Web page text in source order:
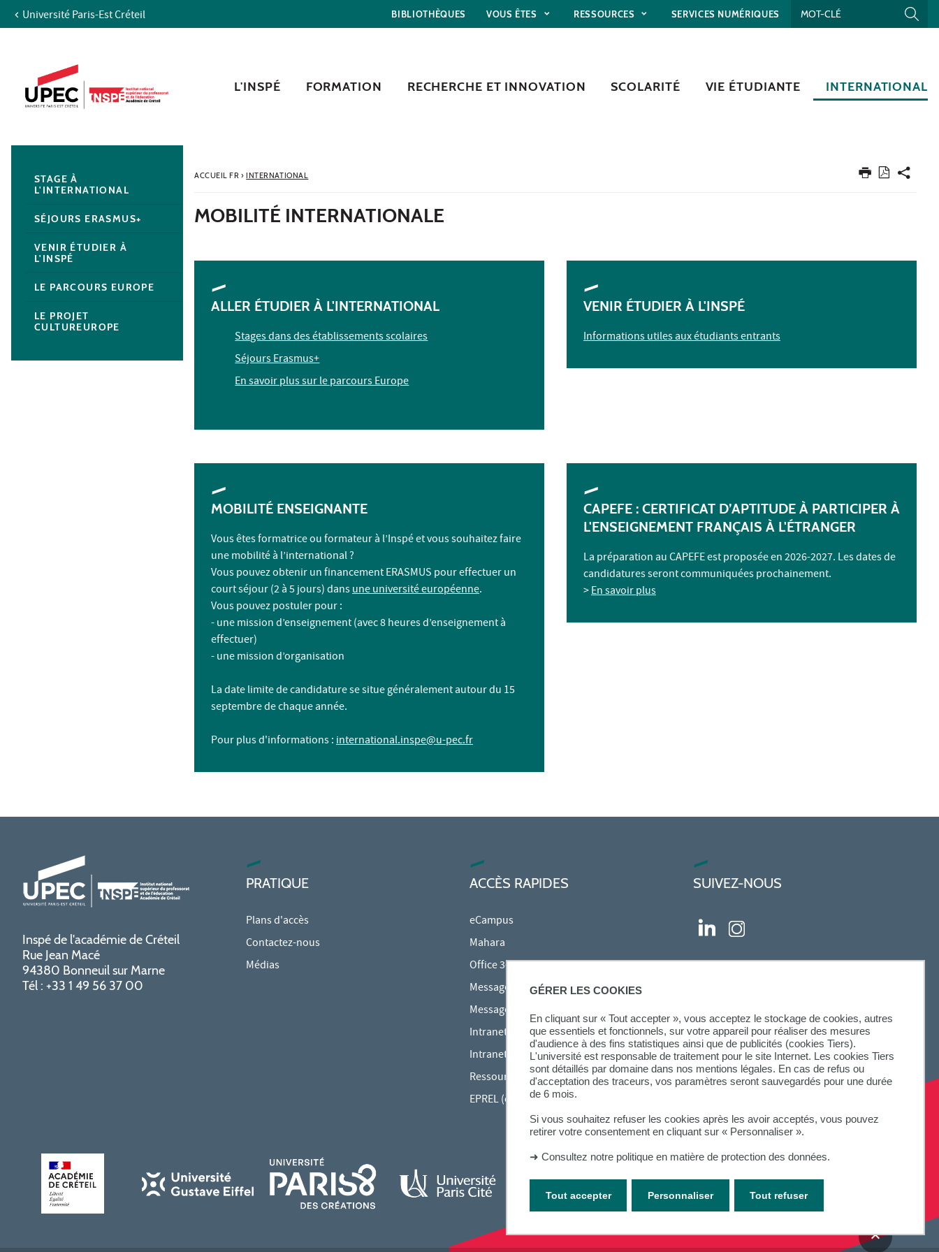
GÉRER LES COOKIES
En cliquant sur « Tout accepter », vous acceptez le stockage de cookies, autres
que essentiels et fonctionnels, sur votre appareil pour réaliser des mesures
d'audience à des fins statistiques ainsi que de publicités (cookies Tiers).
L'université est responsable de traitement pour le site Internet. Les cookies Tiers
sont détaillés par domaine dans nos mentions légales. En cas de refus ou
d'acceptation des traceurs, vos paramètres seront sauvegardés pour une durée
de 6 mois.
Si vous souhaitez refuser les cookies après les avoir acceptés, vous pouvez
retirer votre consentement en cliquant sur « Personnaliser ».
➜ Consultez notre politique en matière de protection des données.
Tout accepter Tout refuser
Personnaliser
Aller au contenu
Recherche
Navigation secondaire
Université Paris-Est Créteil BIBLIOTHÈQUES VOUS ÊTES RESSOURCES SERVICES NUMÉRIQUES
L'INSPÉ FORMATION RECHERCHE ET INNOVATION SCOLARITÉ VIE ÉTUDIANTE INTERNATIONAL
ACCUEIL FR› INTERNATIONAL
MOBILITÉ INTERNATIONALE
ALLER ÉTUDIER À L'INTERNATIONAL
Stages dans des établissements scolaires
Séjours Erasmus+
En savoir plus sur le parcours Europe
VENIR ÉTUDIER À L'INSPÉ
Informations utiles aux étudiants entrants
MOBILITÉ ENSEIGNANTE
Vous êtes formatrice ou formateur à l’Inspé et vous souhaitez faire
une mobilité à l’international ?
Vous pouvez obtenir un financement ERASMUS pour effectuer un
court séjour (2 à 5 jours) dansune université européenne.
Vous pouvez postuler pour :
- une mission d’enseignement (avec 8 heures d’enseignement à
effectuer)
- une mission d’organisation
La date limite de candidature se situe généralement autour du 15
septembre de chaque année.
Pour plus d'informations :international.inspe@u-pec.fr
CAPEFE : CERTIFICAT D’APTITUDE À PARTICIPER À
L'ENSEIGNEMENT FRANÇAIS À L'ÉTRANGER
La préparation au CAPEFE est proposée en 2026-2027. Les dates de
candidatures seront communiquées prochainement.
>En savoir plus
STAGE À
L'INTERNATIONAL
SÉJOURS ERASMUS+
VENIR ÉTUDIER À
L'INSPÉ
LE PARCOURS EUROPE
LE PROJET
CULTUREUROPE
Inspé de l'académie de Créteil
Rue Jean Macé
94380 Bonneuil sur Marne
Tél : +33 1 49 56 37 00
PRATIQUE
Plans d'accès
Contactez-nous
Médias
ACCÈS RAPIDES
eCampus
Mahara
Office 365
Messagerie des étudiants
Messagerie des personnels
Intranet Inspé
Intranet UPEC
Ressources audiovisuelles Inspé
EPREL (cours en ligne)
SUIVEZ-NOUS